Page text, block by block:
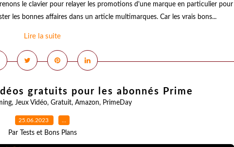
le clavier pour relayer les promotions d'une marque en particulier pour
les bonnes affaires dans un article multimarques. Car les vrais bons...
Lire la suite
gratuits pour les abonnés Prime
, Jeux Vidéo, Gratuit, Amazon, PrimeDay
25.06.2023 …
Par Tests et Bons Plans